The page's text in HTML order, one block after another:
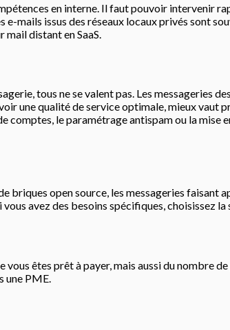
en interne. Il faut pouvoir intervenir
mails issus des réseaux locaux privés sont
mail distant en SaaS.
tous ne se valent pas. Les messageries
une qualité de service optimale, mieux vaut
comptes, le paramétrage antispam ou la mise
briques open source, les messageries
avez des besoins spécifiques, choisissez
êtes prêt à payer, mais aussi du nombre
une PME.